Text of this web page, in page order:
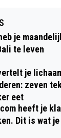
je
te leven
je
zeven
eet
heeft je
Dit is wat